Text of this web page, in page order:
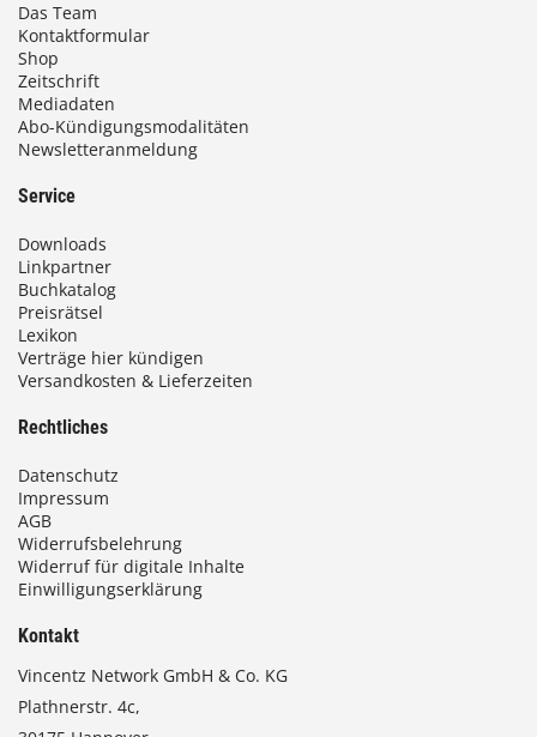
Das Team
Kontaktformular
Shop
Zeitschrift
Mediadaten
Abo-Kündigungsmodalitäten
Newsletteranmeldung
Service
Downloads
Linkpartner
Buchkatalog
Preisrätsel
Lexikon
Verträge hier kündigen
Versandkosten & Lieferzeiten
Rechtliches
Datenschutz
Impressum
AGB
Widerrufsbelehrung
Widerruf für digitale Inhalte
Einwilligungserklärung
Kontakt
Vincentz Network GmbH & Co. KG
Plathnerstr. 4c,